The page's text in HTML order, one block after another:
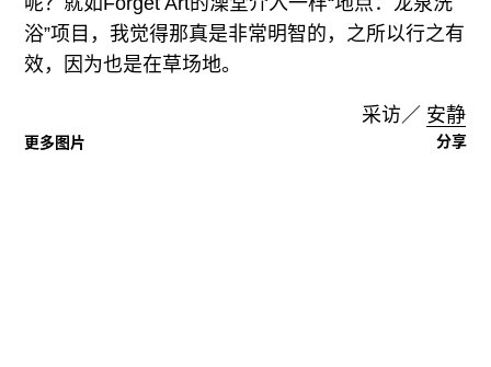
浴”项目，我觉得那真是非常明智的，之所以行之有
效，因为也是在草场地。
采访／ 安静
更多图片 分享